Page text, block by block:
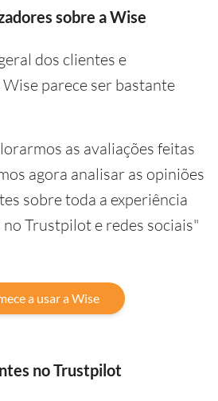
sobre a Wise
dos clientes e
parece ser bastante
as avaliações feitas
agora analisar as opiniões
sobre toda a experiência
Trustpilot e redes sociais"
a usar a Wise
no Trustpilot